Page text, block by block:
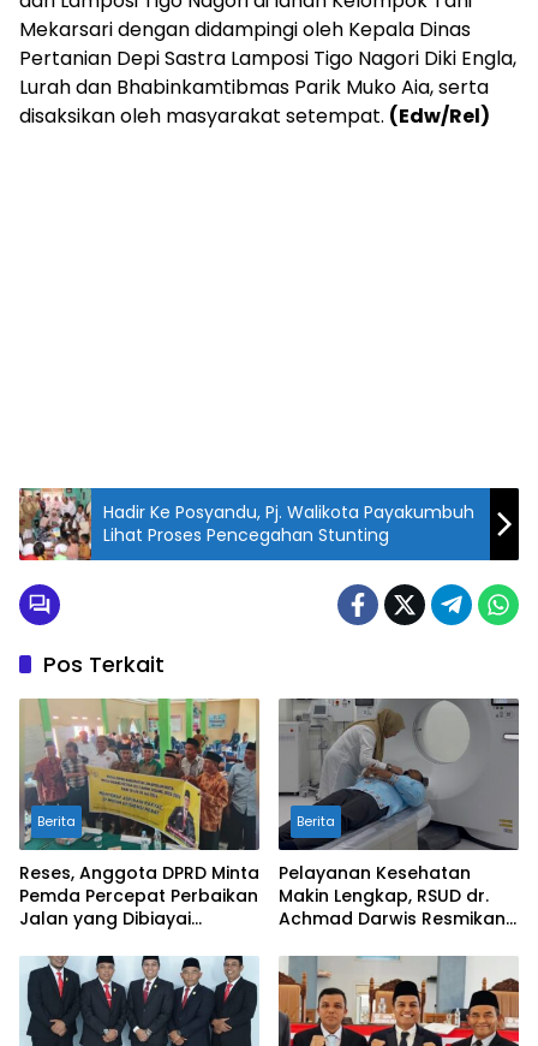
Mekarsari dengan didampingi oleh Kepala Dinas
Pertanian Depi Sastra Lamposi Tigo Nagori Diki Engla,
Lurah dan Bhabinkamtibmas Parik Muko Aia, serta
disaksikan oleh masyarakat setempat. (Edw/Rel)
Hadir Ke Posyandu, Pj. Walikota Payakumbuh
Lihat Proses Pencegahan Stunting
Pos Terkait
Berita
Reses, Anggota DPRD Minta
Pemda Percepat Perbaikan
Jalan yang Dibiayai
Berita
Pelayanan Kesehatan
Makin Lengkap, RSUD dr.
Achmad Darwis Resmikan